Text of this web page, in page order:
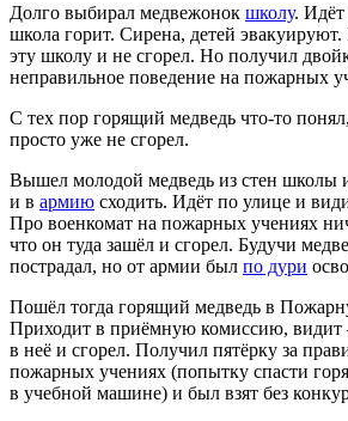
Долго выбирал медвежонок школу.
школа горит. Сирена, детей
эту школу и не сгорел. Но получил
неправильное поведение на пожарных
С тех пор горящий медведь что-то
просто уже не сгорел.
Вышел молодой медведь из стен школы
и в армию сходить. Идёт по улице и
Про военкомат на пожарных учениях
что он туда зашёл и сгорел. Будучи
пострадал, но от армии был по дури
Пошёл тогда горящий медведь в
Приходит в приёмную комиссию,
в неё и сгорел. Получил пятёрку за
пожарных учениях (попытку спасти
в учебной машине) и был взят без